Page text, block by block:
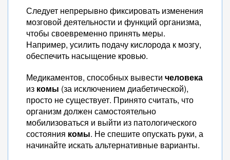
Следует непрерывно фиксировать изменения
мозговой деятельности и функций организма,
чтобы своевременно принять меры.
Например, усилить подачу кислорода к мозгу,
обеспечить насыщение кровью.
Медикаментов, способных вывести человека
из комы (за исключением диабетической),
просто не существует. Принято считать, что
организм должен самостоятельно
мобилизоваться и выйти из патологического
состояния комы. Не спешите опускать руки, а
начинайте искать альтернативные варианты.